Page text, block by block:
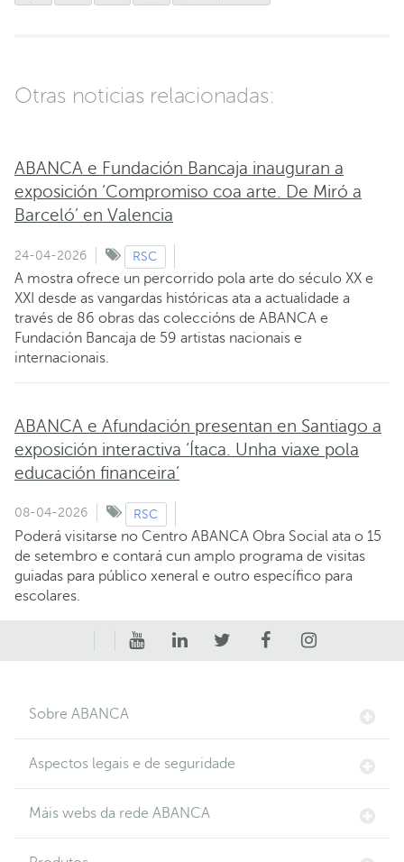
Otras noticias relacionadas:
ABANCA e Fundación Bancaja inauguran a
exposición ‘Compromiso coa arte. De Miró a
Barceló’ en Valencia
24-04-2026 RSC
A mostra ofrece un percorrido pola arte do século XX e
XXI desde as vangardas históricas ata a actualidade a
través de 86 obras das coleccións de ABANCA e
Fundación Bancaja de 59 artistas nacionais e
internacionais.
ABANCA e Afundación presentan en Santiago a
exposición interactiva ‘Ítaca. Unha viaxe pola
educación financeira’
08-04-2026 RSC
Poderá visitarse no Centro ABANCA Obra Social ata o 15
de setembro e contará cun amplo programa de visitas
guiadas para público xeneral e outro específico para
escolares.
Sobre ABANCA
Aspectos legais e de seguridade
Máis webs da rede ABANCA